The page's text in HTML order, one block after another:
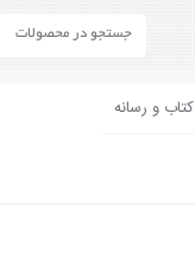
کتاب و رسانه